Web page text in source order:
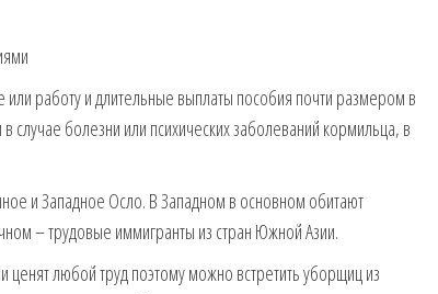
или работу и длительные выплаты пособия почти размером в
случае болезни или психических заболеваний кормильца, в
и Западное Осло. В Западном в основном обитают
– трудовые иммигранты из стран Южной Азии.
любой труд поэтому можно встретить уборщиц из